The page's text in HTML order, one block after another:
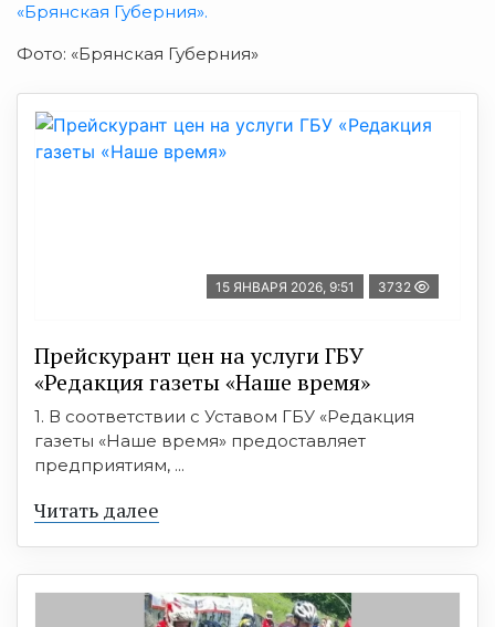
«Брянская Губерния».
Фото: «Брянская Губерния»
15 ЯНВАРЯ 2026, 9:51 3732
Прейскурант цен на услуги ГБУ
«Редакция газеты «Наше время»
1. В соответствии с Уставом ГБУ «Редакция
газеты «Наше время» предоставляет
предприятиям, ...
Читать далее